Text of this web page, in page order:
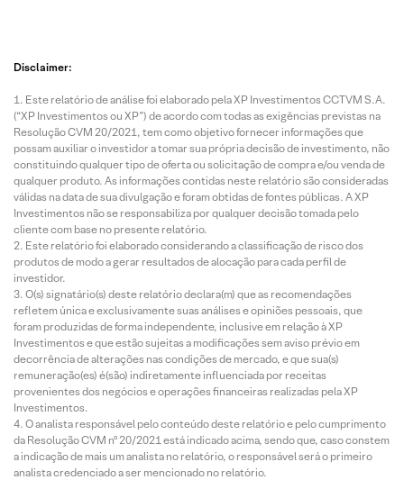
Disclaimer:
Este relatório de análise foi elaborado pela XP Investimentos CCTVM S.A.
(“XP Investimentos ou XP”) de acordo com todas as exigências previstas na
Resolução CVM 20/2021, tem como objetivo fornecer informações que
possam auxiliar o investidor a tomar sua própria decisão de investimento, não
constituindo qualquer tipo de oferta ou solicitação de compra e/ou venda de
qualquer produto. As informações contidas neste relatório são consideradas
válidas na data de sua divulgação e foram obtidas de fontes públicas. A XP
Investimentos não se responsabiliza por qualquer decisão tomada pelo
cliente com base no presente relatório.
Este relatório foi elaborado considerando a classificação de risco dos
produtos de modo a gerar resultados de alocação para cada perfil de
investidor.
O(s) signatário(s) deste relatório declara(m) que as recomendações
refletem única e exclusivamente suas análises e opiniões pessoais, que
foram produzidas de forma independente, inclusive em relação à XP
Investimentos e que estão sujeitas a modificações sem aviso prévio em
decorrência de alterações nas condições de mercado, e que sua(s)
remuneração(es) é(são) indiretamente influenciada por receitas
provenientes dos negócios e operações financeiras realizadas pela XP
Investimentos.
O analista responsável pelo conteúdo deste relatório e pelo cumprimento
da Resolução CVM nº 20/2021 está indicado acima, sendo que, caso constem
a indicação de mais um analista no relatório, o responsável será o primeiro
analista credenciado a ser mencionado no relatório.